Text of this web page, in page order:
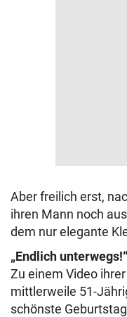
Aber freilich erst,
ihren Mann noch
dem nur elegante
„Endlich unterwegs!“
Zu einem Video
mittlerweile 51-
schönste